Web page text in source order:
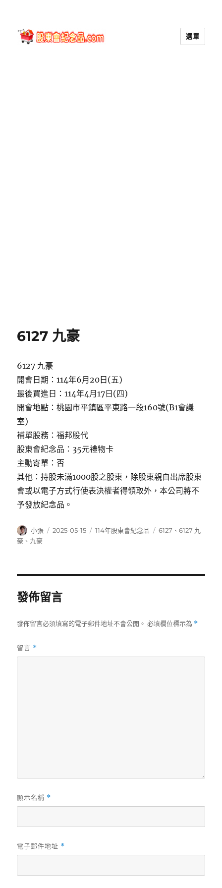
選單
6127 九豪
6127 九豪
開會日期：114年6月20日(五)
最後買進日：114年4月17日(四)
開會地點：桃園市平鎮區平東路一段160號(B1會議
室)
補單股務：福邦股代
股東會紀念品：35元禮物卡
主動寄單：否
其他：持股未滿1000股之股東，除股東親自出席股東
會或以電子方式行使表決權者得領取外，本公司將不
予發放紀念品。
作
者
小張
發
2025-05-15
分
114年股東會紀念品
標
6127 、6127 九
豪 、 九豪
發佈留言
發佈留言必須填寫的電子郵件地址不會公開。 必填欄位標示為 *
留言 *
顯示名稱 *
電子郵件地址 *